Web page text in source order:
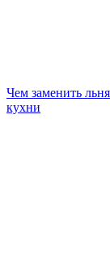
Чем заменить
кухни